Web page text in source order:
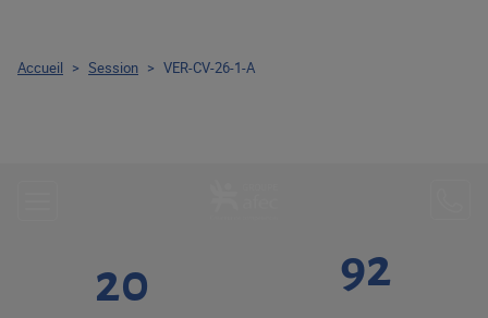
20 92
Accueil > Session > VER-CV-26-1-A